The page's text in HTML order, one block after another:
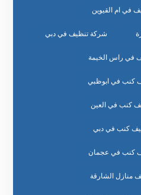
في ام القيوين
شركة تنظيف في دبي
في راس الخيمة
كنب في ابوظبي
كنب في العين
كنب في دبي
كنب في عجمان
منازل الشارقة